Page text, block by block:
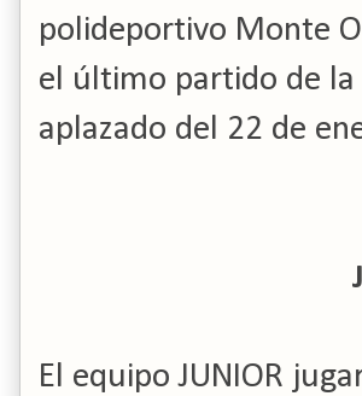
polideportivo Monte
el último partido de
aplazado del 22 de
El equipo JUNIOR